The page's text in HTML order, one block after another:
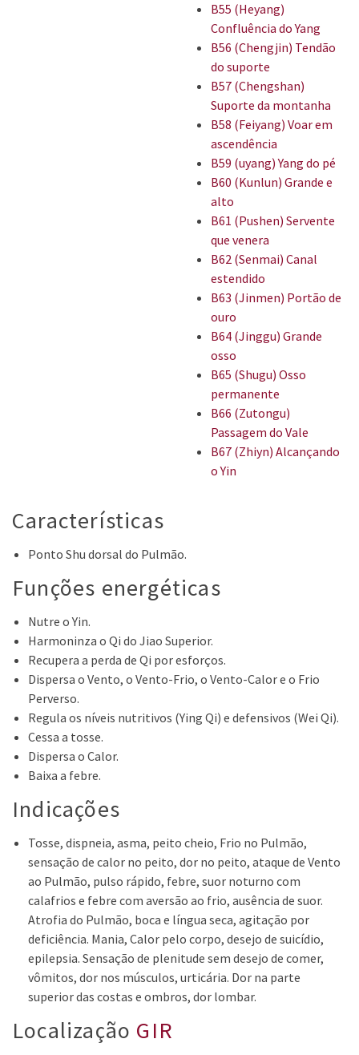
B55 (Heyang)
Confluência do Yang
B56 (Chengjin) Tendão
do suporte
B57 (Chengshan)
Suporte da montanha
B58 (Feiyang) Voar em
ascendência
B59 (uyang) Yang do pé
B60 (Kunlun) Grande e
alto
B61 (Pushen) Servente
que venera
B62 (Senmai) Canal
estendido
B63 (Jinmen) Portão de
ouro
B64 (Jinggu) Grande
osso
B65 (Shugu) Osso
permanente
B66 (Zutongu)
Passagem do Vale
B67 (Zhiyn) Alcançando
o Yin
Características
Ponto Shu dorsal do Pulmão.
Funções energéticas
Nutre o Yin.
Harmoninza o Qi do Jiao Superior.
Recupera a perda de Qi por esforços.
Dispersa o Vento, o Vento-Frio, o Vento-Calor e o Frio
Perverso.
Regula os níveis nutritivos (Ying Qi) e defensivos (Wei Qi).
Cessa a tosse.
Dispersa o Calor.
Baixa a febre.
Indicações
Tosse, dispneia, asma, peito cheio, Frio no Pulmão,
sensação de calor no peito, dor no peito, ataque de Vento
ao Pulmão, pulso rápido, febre, suor noturno com
calafrios e febre com aversão ao frio, ausência de suor.
Atrofia do Pulmão, boca e língua seca, agitação por
deficiência. Mania, Calor pelo corpo, desejo de suicídio,
epilepsia. Sensação de plenitude sem desejo de comer,
vômitos, dor nos músculos, urticária. Dor na parte
superior das costas e ombros, dor lombar.
Localização GIR